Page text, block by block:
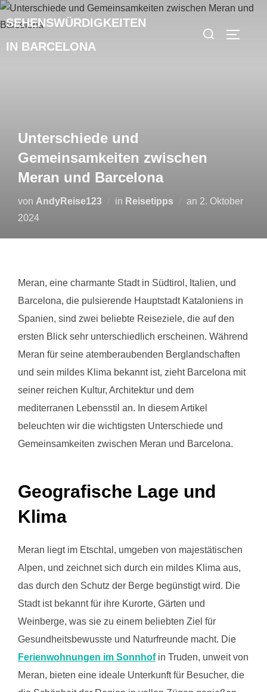
Zum
Inhalt
springen
SEHENSWÜRDIGKEITEN
IN BARCELONA
Suchen
Unterschiede und
Gemeinsamkeiten zwischen
Meran und Barcelona
von AndyReise123 in Reisetipps an Veröffentlicht
2. Oktober
2024
Meran, eine charmante Stadt in Südtirol, Italien, und
Barcelona, die pulsierende Hauptstadt Kataloniens in
Spanien, sind zwei beliebte Reiseziele, die auf den
ersten Blick sehr unterschiedlich erscheinen. Während
Meran für seine atemberaubenden Berglandschaften
und sein mildes Klima bekannt ist, zieht Barcelona mit
seiner reichen Kultur, Architektur und dem
mediterranen Lebensstil an. In diesem Artikel
beleuchten wir die wichtigsten Unterschiede und
Gemeinsamkeiten zwischen Meran und Barcelona.
Geografische Lage und
Klima
Meran liegt im Etschtal, umgeben von majestätischen
Alpen, und zeichnet sich durch ein mildes Klima aus,
das durch den Schutz der Berge begünstigt wird. Die
Stadt ist bekannt für ihre Kurorte, Gärten und
Weinberge, was sie zu einem beliebten Ziel für
Gesundheitsbewusste und Naturfreunde macht. Die
Ferienwohnungen im Sonnhofin Truden, unweit von
Meran, bieten eine ideale Unterkunft für Besucher, die